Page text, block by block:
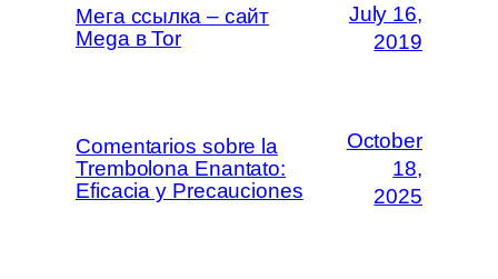
Мега ссылка – сайт
Mega в Tor
July 16,
2019
Comentarios sobre la
Trembolona Enantato:
Eficacia y Precauciones
October
18,
2025